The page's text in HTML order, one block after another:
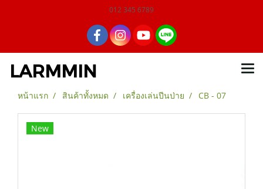
012 345 6789
LARMMIN
หน้าแรก สินค้าทั้งหมด เครื่องเล่นปีนป่าย CB - 07
New